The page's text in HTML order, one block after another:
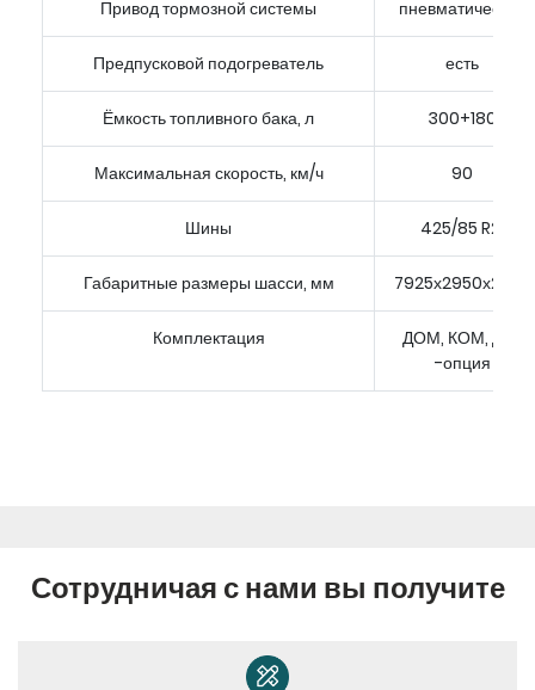
Привод тормозной системы пневматический
Предпусковой подогреватель есть
Ёмкость топливного бака, л 300+180
Максимальная скорость, км/ч 90
Шины 425/85 R21
Габаритные размеры шасси, мм 7925х2950х2955
Комплектация
ДОМ, КОМ, ДЗК
-опция
Сотрудничая с нами вы получите